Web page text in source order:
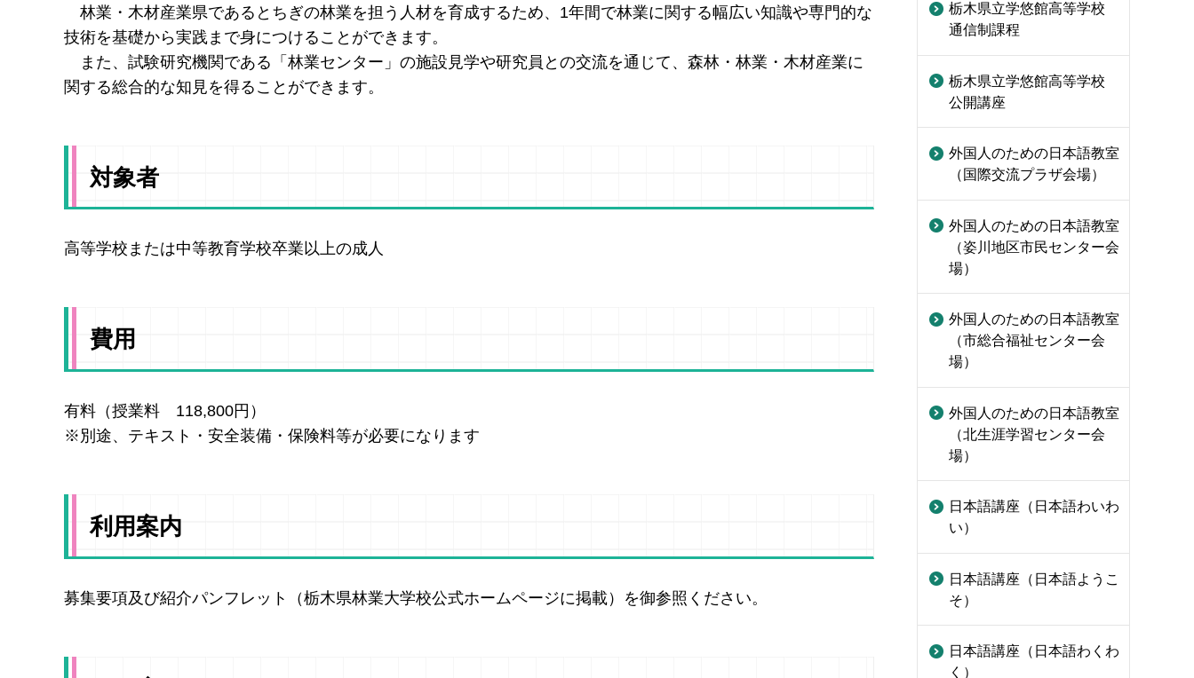
林業・木材産業県であるとちぎの林業を担う人材を育成するため、1年間で林業に関する幅広い知識や専門的な
技術を基礎から実践まで身につけることができます。
また、試験研究機関である「林業センター」の施設見学や研究員との交流を通じて、森林・林業・木材産業に
関する総合的な知見を得ることができます。
対象者
高等学校または中等教育学校卒業以上の成人
費用
有料（授業料 118,800円）
※別途、テキスト・安全装備・保険料等が必要になります
利用案内
募集要項及び紹介パンフレット（栃木県林業大学校公式ホームページに掲載）を御参照ください。
栃木県立学悠館高等学校
通信制課程
栃木県立学悠館高等学校
公開講座
外国人のための日本語教室
（国際交流プラザ会場）
外国人のための日本語教室
（姿川地区市民センター会
場）
外国人のための日本語教室
（市総合福祉センター会
場）
外国人のための日本語教室
（北生涯学習センター会
場）
日本語講座（日本語わいわ
い）
日本語講座（日本語ようこ
そ）
日本語講座（日本語わくわ
く）